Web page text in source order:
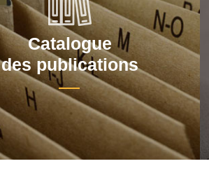
Catalogue
des publications